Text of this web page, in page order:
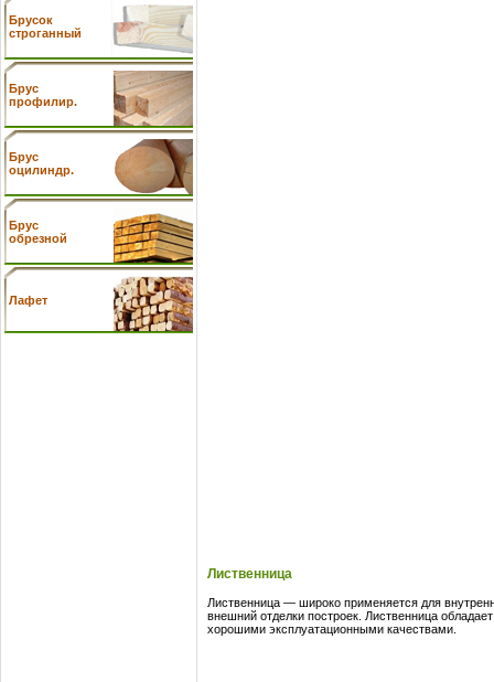
Брусок
строганный
Брус
профилир.
Брус
оцилиндр.
Брус
обрезной
Лафет
Лиственница
Лиственница — широко применяется для
внешний отделки построек. Лиственница обладает
хорошими эксплуатационными качествами.